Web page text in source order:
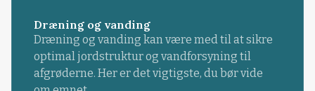
Dræning og vanding
Dræning og vanding kan være med til at sikre
optimal jordstruktur og vandforsyning til
afgrøderne. Her er det vigtigste, du bør vide